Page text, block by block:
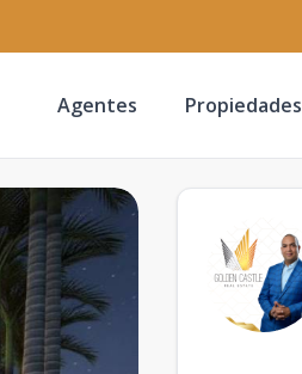
Agentes Propiedades